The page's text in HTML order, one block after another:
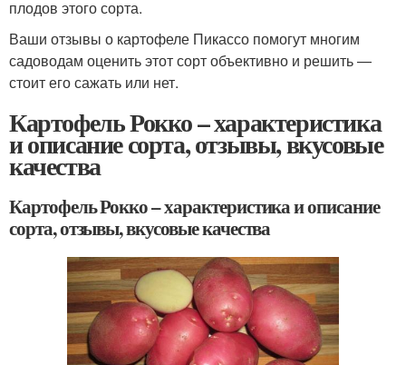
плодов этого сорта.
Ваши отзывы о картофеле Пикассо помогут многим
садоводам оценить этот сорт объективно и решить —
стоит его сажать или нет.
Картофель Рокко – характеристика
и описание сорта, отзывы, вкусовые
качества
Картофель Рокко – характеристика и описание
сорта, отзывы, вкусовые качества